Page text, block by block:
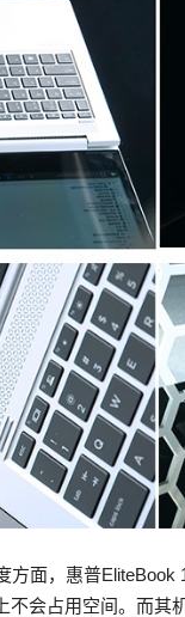
方面，惠普
不会占用空间。而